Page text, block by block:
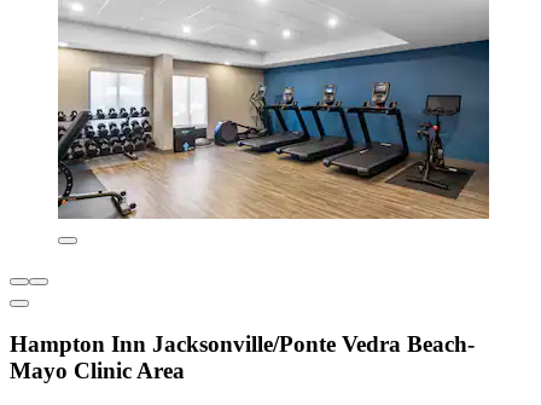
Hampton Inn Jacksonville/Ponte Vedra Beach-
Mayo Clinic Area